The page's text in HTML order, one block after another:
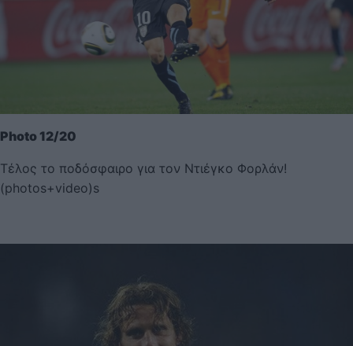
Photo 12/20
Τέλος το ποδόσφαιρο για τον Ντιέγκο Φορλάν!
(photos+video)s